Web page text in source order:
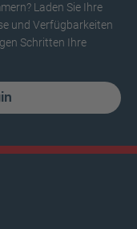
Laden Sie Ihre
und Verfügbarkeiten
Schritten Ihre